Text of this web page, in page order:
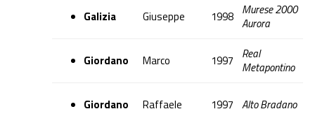
Galizia Giuseppe 1998 Murese 2000
Aurora
Giordano Marco 1997
Real
Metapontino
Giordano Raffaele 1997 Alto Bradano